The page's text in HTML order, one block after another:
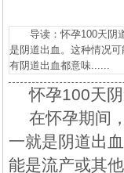
导读：怀孕100天阴道
是阴道出血。这种情况
有阴道出血都意味......
怀孕100天
在怀孕期间
一就是阴道出
能是流产或其